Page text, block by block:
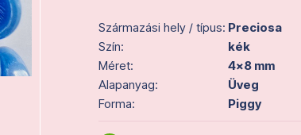
Származási hely / típus: Preciosa
Szín:
kék
Méret:
4x8 mm
Alapanyag:
Üveg
Forma:
Piggy